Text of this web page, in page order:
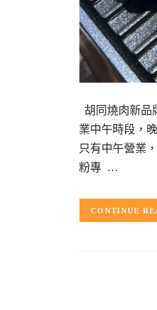
胡同燒肉新品
業中午時段，
只有中午營業
粉專 …
CONTINUE